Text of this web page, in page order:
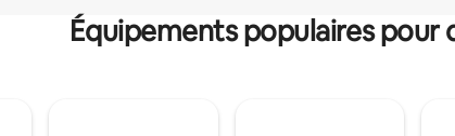
Équipements populaires